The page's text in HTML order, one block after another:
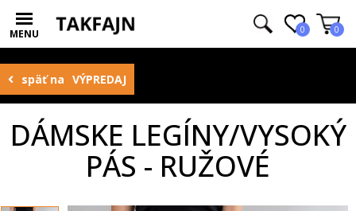
MENU 0 0
späť na VÝPREDAJ
DÁMSKE LEGÍNY/VYSOKÝ
PÁS - RUŽOVÉ